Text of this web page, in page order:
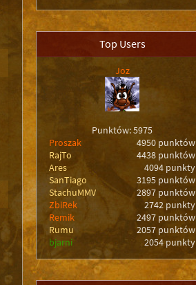
Top Users
Joz
Punktów: 5975
Proszak
4950 punktów
RajTo
4438 punktów
Ares
4094 punkty
SanTiago
3195 punktów
StachuMMV
2897 punktów
ZbiRek
2742 punkty
Remik
2497 punktów
Rumu
2057 punktów
bjarni
2054 punkty